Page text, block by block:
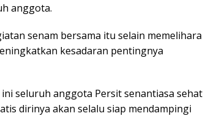
anggota.
senam bersama itu selain memelihara
kesadaran pentingnya
seluruh anggota Persit senantiasa sehat
dirinya akan selalu siap mendampingi